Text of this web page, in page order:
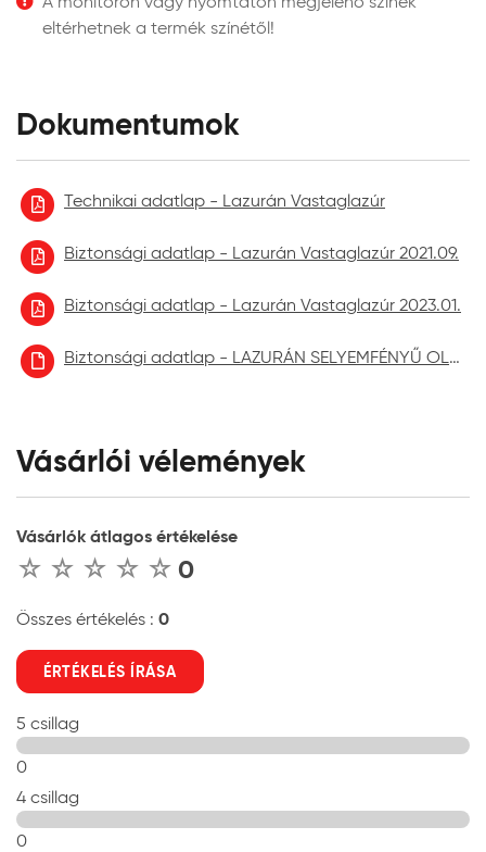
kizárólag beltérre javasoljuk.
Egyes fafajták jelentős mennyiségű csersavat
felületről lefolyó csersavas víz ásványi felületeken
barnás elszíneződéseket okozhatnak, mint pl.
kerítés lábazatokon, vakolt felületeken. Ne
alkalmazzon külső térben magas csersav tartalmú
eltérhetnek a termék színétől!
Dokumentumok
Technikai adatlap - Lazurán Vastaglazúr
Biztonsági adatlap - Lazurán Vastaglazúr 2021.09.
Biztonsági adatlap - Lazurán Vastaglazúr 2023.01.
Biztonsági adatlap - LAZURÁN SELYEMFÉNYŰ OLDÓSZERES VASTAGLAZÚR aktuális
Vásárlói vélemények
Vásárlók átlagos értékelése
0
Összes értékelés : 0
ÉRTÉKELÉS ÍRÁSA
5 csillag
0
4 csillag
0